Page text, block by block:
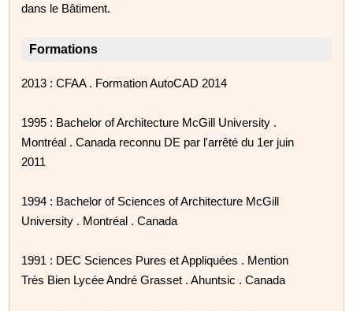
dans le Bâtiment.
Formations
2013 : CFAA . Formation AutoCAD 2014
1995 : Bachelor of Architecture McGill University .
Montréal . Canada reconnu DE par l'arrêté du 1er juin
2011
1994 : Bachelor of Sciences of Architecture McGill
University . Montréal . Canada
1991 : DEC Sciences Pures et Appliquées . Mention
Très Bien Lycée André Grasset . Ahuntsic . Canada